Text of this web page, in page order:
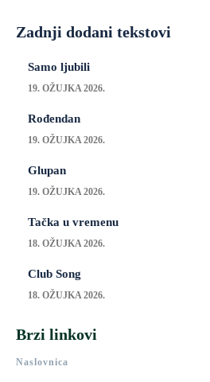
Zadnji dodani tekstovi
Samo ljubili
19. OŽUJKA 2026.
Rođendan
19. OŽUJKA 2026.
Glupan
19. OŽUJKA 2026.
Tačka u vremenu
18. OŽUJKA 2026.
Club Song
18. OŽUJKA 2026.
Brzi linkovi
Naslovnica